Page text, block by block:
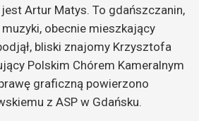
Artur Matys. To gdańszczanin,
obecnie mieszkający
bliski znajomy Krzysztofa
Polskim Chórem Kameralnym
graficzną powierzono
z ASP w Gdańsku.